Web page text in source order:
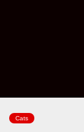
Cats